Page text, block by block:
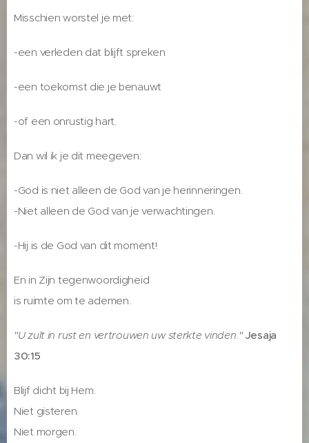
Misschien worstel je met:
-een verleden dat blijft spreken
-een toekomst die je benauwt
-of een onrustig hart.
Dan wil ik je dit meegeven:
-God is niet alleen de God van je herinneringen.
-Niet alleen de God van je verwachtingen.
-Hij is de God van dit moment!
En in Zijn tegenwoordigheid
is ruimte om te ademen.
"U zult in rust en vertrouwen uw sterkte vinden." Jesaja
30:15
Blijf dicht bij Hem.
Niet gisteren.
Niet morgen.